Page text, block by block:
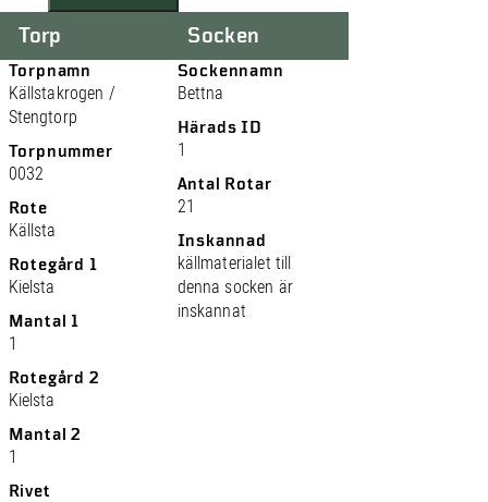
Torp
Torpnamn
Källstakrogen /
Stengtorp
Torpnummer
0032
Rote
Källsta
Rotegård 1
Kielsta
Mantal 1
1
Rotegård 2
Kielsta
Mantal 2
1
Rivet
Socken
Sockennamn
Bettna
Härads ID
1
Antal Rotar
21
Inskannad
källmaterialet till
denna socken är
inskannat